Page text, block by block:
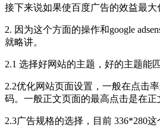
接下来说如果使百度广告的效益最大
2. 因为这个方面的操作和google
就略讲。
2.1 选择好网站的主题，好的主题能
2.2优化网站页面设置，一般在点击
码。一般正文页面的最高点击是在正
2.3广告规格的选择，目前 336*280这